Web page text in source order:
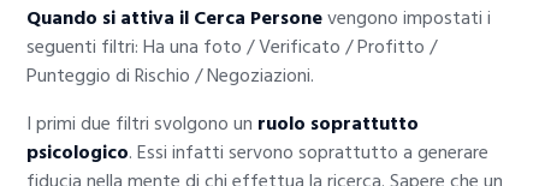
Quando si attiva il Cerca Personevengono impostati i
seguenti filtri: Ha una foto / Verificato / Profitto /
Punteggio di Rischio / Negoziazioni.
I primi due filtri svolgono un ruolo soprattutto
psicologico. Essi infatti servono soprattutto a generare